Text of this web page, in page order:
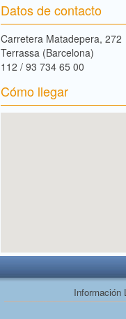
Datos de contacto
Carretera Matadepera, 272
Terrassa (Barcelona)
112 / 93 734 65 00
Cómo llegar
Información